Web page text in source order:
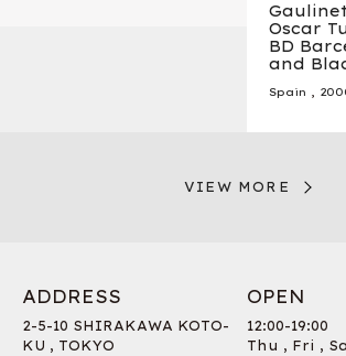
Oscar
BD
and
Spain ,
VIEW MORE
ADDRESS
2-5-10 SHIRAKAWA KOTO-
KU , TOKYO
OPEN
12:00-19:00
Thu , Fri ,